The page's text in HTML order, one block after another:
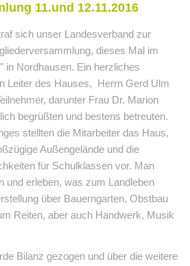
11.und 12.11.2016
sich unser Landesverband zur
dieses Mal im
in Nordhausen. Ein herzliches
Leiter des Hauses, Herrn Gerd Ulm
darunter Frau Dr. Marion
begrüßten und bestens betreuten.
stellten die Mitarbeiter das Haus,
Außengelände und die
für Schulklassen vor. Man
und erleben, was zum Landleben
über Bauerngarten, Obstbau
Reiten, aber auch Handwerk, Musik
Bilanz gezogen und über die weitere